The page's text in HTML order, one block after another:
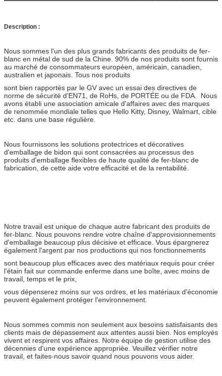
Description :
Nous sommes l'un des plus grands fabricants des produits de fer-
blanc en métal de sud de la Chine. 90% de nos produits sont fournis
au marché de consommateurs européen, américain, canadien,
australien et japonais. Tous nos produits
sont bien rapportés par le GV avec un essai des directives de
norme de sécurité d'EN71, de RoHs, de PORTÉE ou de FDA. Nous
avons établi une association amicale d'affaires avec des marques
de renommée mondiale telles que Hello Kitty, Disney, Walmart, cible
etc. dans une base régulière.
Nous fournissons les solutions protectrices et décoratives
d'emballage de bidon qui sont consacrées au processus des
produits d'emballage flexibles de haute qualité de fer-blanc de
fabrication, de cette aide votre efficacité et de la rentabilité.
Notre travail est unique de chaque autre fabricant des produits de
fer-blanc. Nous pouvons rendre votre chaîne d'approvisionnements
d'emballage beaucoup plus décisive et efficace. Vous épargnerez
également l'argent par nos productions qui nos fonctionnements
sont beaucoup plus efficaces avec des matériaux requis pour créer
l'étain fait sur commande enferme dans une boîte, avec moins de
travail, temps et le prix,
vous dépenserez moins sur vos ordres, et les matériaux d'économie
peuvent également protéger l'environnement.
Nous sommes commis non seulement aux besoins satisfaisants des
clients mais de dépassement aux attentes aussi bien. Nos employés
vivent et respirent vos affaires. Notre équipe de gestion utilise des
décennies d'une expérience appropriée. Veuillez vérifier notre
travail, et faites-nous savoir quand nous pouvons vous aider.